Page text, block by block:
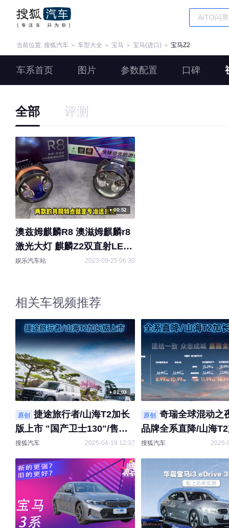
当前位置: 搜狐汽车 ＞ 车型大全 ＞ 宝马 ＞ 宝马(进口) ＞ 宝马Z2
车系首页 图片 参数配置 口碑
全部 评测
00:52
澳兹姆麒麟R8 澳滋姆麒麟r8
激光大灯 麒麟Z2双直射LED
车灯升级
娱乐汽车站 2023-09-25 06:30
相关车视频推荐
01:03
原创
捷途旅行者/山海T2加长
版上市 "国产卫士130"/售价
17.99万起
搜狐汽车 2025-04-18 12:37
原创
奇瑞全球混动之
品牌全系直降/山海
开启预售
搜狐汽车 2025-